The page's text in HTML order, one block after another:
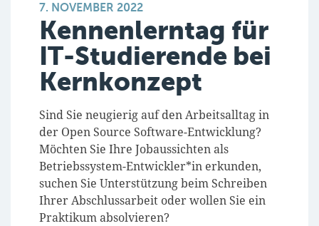
7. NOVEMBER 2022
Kennenlerntag für
IT-Studierende bei
Kernkonzept
Sind Sie neugierig auf den Arbeitsalltag in
der Open Source Software-Entwicklung?
Möchten Sie Ihre Jobaussichten als
Betriebssystem-Entwickler*in erkunden,
suchen Sie Unterstützung beim Schreiben
Ihrer Abschlussarbeit oder wollen Sie ein
Praktikum absolvieren?